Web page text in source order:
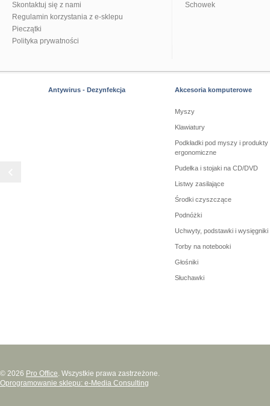
Skontaktuj się z nami
Regulamin korzystania z e-sklepu
Pieczątki
Polityka prywatności
Schowek
Antywirus - Dezynfekcja Akcesoria komputerowe
Myszy
Klawiatury
Podkładki pod myszy i produkty
ergonomiczne
Pudełka i stojaki na CD/DVD
Listwy zasilające
Środki czyszczące
Podnóżki
Uchwyty, podstawki i wysięgniki
Torby na notebooki
Głośniki
Słuchawki
© 2026 Pro Office. Wszystkie prawa zastrzeżone.
Oprogramowanie sklepu: e-Media Consulting